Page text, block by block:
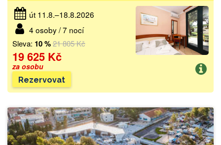
út 11.8.–18.8.2026
4 osoby / 7 nocí
Sleva: 10 %21 805 Kč
19 625 Kč
za osobu
Rezervovat